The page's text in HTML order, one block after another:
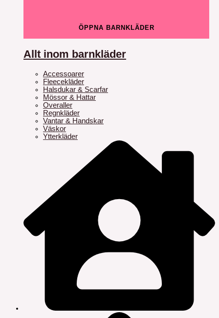
ÖPPNA BARNKLÄDER
Allt inom barnkläder
Accessoarer
Fleecekläder
Halsdukar & Scarfar
Mössor & Hattar
Overaller
Regnkläder
Vantar & Handskar
Väskor
Ytterkläder